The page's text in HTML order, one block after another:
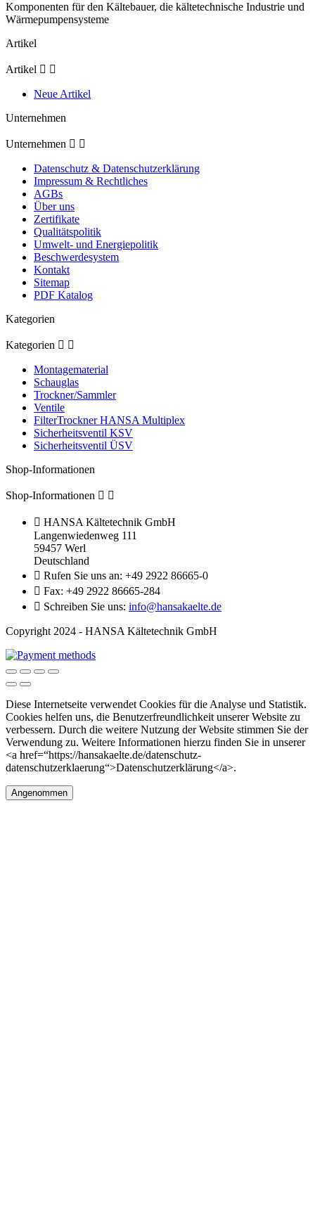
Komponenten für den Kältebauer, die kältetechnische Industrie und
Wärmepumpensysteme
Artikel
Artikel  
Neue Artikel
Unternehmen
Unternehmen  
Datenschutz & Datenschutzerklärung
Impressum & Rechtliches
AGBs
Über uns
Zertifikate
Qualitätspolitik
Umwelt- und Energiepolitik
Beschwerdesystem
Kontakt
Sitemap
PDF Katalog
Kategorien
Kategorien  
Montagematerial
Schauglas
Trockner/Sammler
Ventile
FilterTrockner HANSA Multiplex
Sicherheitsventil KSV
Sicherheitsventil ÜSV
Shop-Informationen
Shop-Informationen  
 HANSA Kältetechnik GmbH
Langenwiedenweg 111
59457 Werl
Deutschland
 Rufen Sie uns an: +49 2922 86665-0
 Fax: +49 2922 86665-284
 Schreiben Sie uns: info@hansakaelte.de
Copyright 2024 - HANSA Kältetechnik GmbH
Diese Internetseite verwendet Cookies für die Analyse und Statistik.
Cookies helfen uns, die Benutzerfreundlichkeit unserer Website zu
verbessern. Durch die weitere Nutzung der Website stimmen Sie der
Verwendung zu. Weitere Informationen hierzu finden Sie in unserer
<a href=“https://hansakaelte.de/datenschutz-
datenschutzerklaerung“>Datenschutzerklärung</a>.
Angenommen